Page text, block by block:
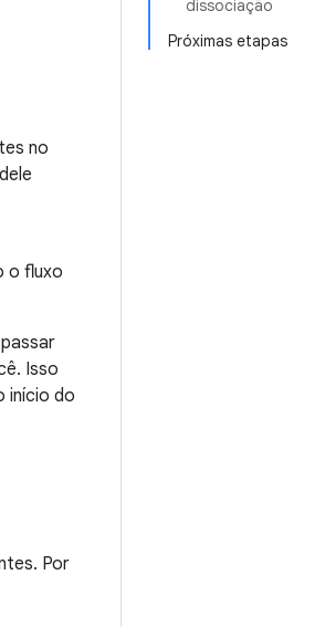
dissociação
Próximas etapas
no
o fluxo
Isso
início do
Por